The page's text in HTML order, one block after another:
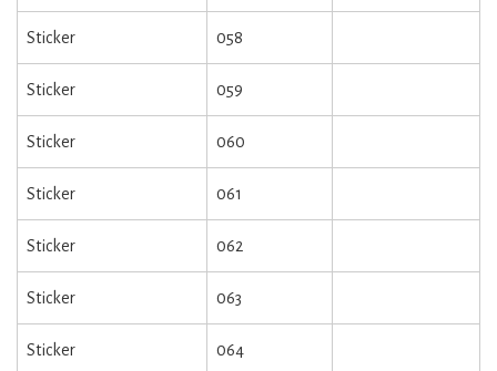
Sticker 058
Sticker 059
Sticker 060
Sticker 061
Sticker 062
Sticker 063
Sticker 064